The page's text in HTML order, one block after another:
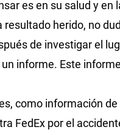
es en su salud y en
herido, no
de investigar el
informe. Este
como información
FedEx por el